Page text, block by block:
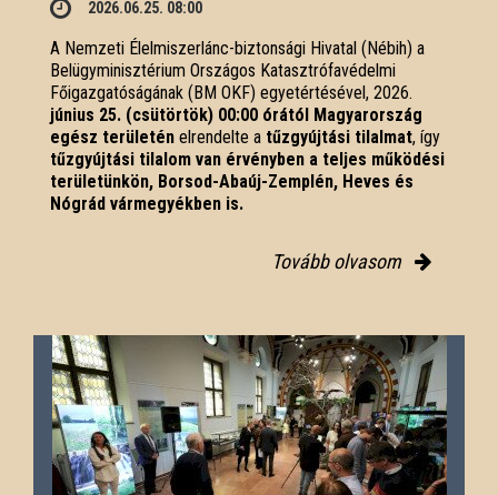
2026.06.25. 08:00
A Nemzeti Élelmiszerlánc-biztonsági Hivatal (Nébih) a
Belügyminisztérium Országos Katasztrófavédelmi
Főigazgatóságának (BM OKF) egyetértésével, 2026.
június 25. (csütörtök) 00:00 órától Magyarország
egész területén elrendelte a tűzgyújtási tilalmat, így
tűzgyújtási tilalom van érvényben a teljes működési
területünkön, Borsod-Abaúj-Zemplén, Heves és
Nógrád vármegyékben is.
Tovább olvasom